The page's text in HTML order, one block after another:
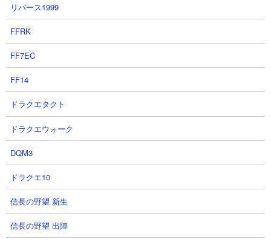
６．使徒強襲レベル13 ダークダルターニャ使用攻
略
【出撃メンバー】
リバース1999
FFRK
FF7EC
FF14
ドラクエタクト
ドラクエウォーク
DQM3
ドラクエ10
信長の野望 新生
信長の野望 出陣